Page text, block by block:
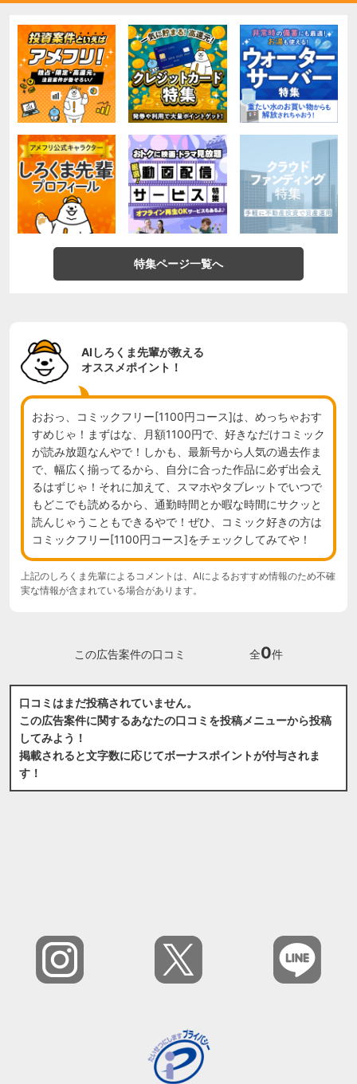
特集ページ一覧へ
AIしろくま先輩が教える
オススメポイント！
おおっ、コミックフリー[1100円コース]は、めっちゃおす
すめじゃ！まずはな、月額1100円で、好きなだけコミック
が読み放題なんやで！しかも、最新号から人気の過去作ま
で、幅広く揃ってるから、自分に合った作品に必ず出会え
るはずじゃ！それに加えて、スマホやタブレットでいつで
もどこでも読めるから、通勤時間とか暇な時間にサクッと
読んじゃうこともできるやで！ぜひ、コミック好きの方は
コミックフリー[1100円コース]をチェックしてみてや！
上記のしろくま先輩によるコメントは、AIによるおすすめ情報のため不確
実な情報が含まれている場合があります。
この広告案件の口コミ 全0件
口コミはまだ投稿されていません。
この広告案件に関するあなたの口コミを投稿メニューから投稿
してみよう！
掲載されると文字数に応じてボーナスポイントが付与されま
す！